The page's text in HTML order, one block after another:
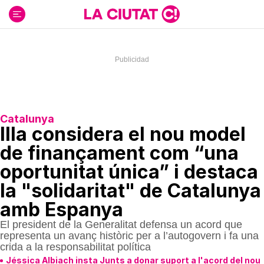
contenido
Catalunya
Illa considera el nou model
de finançament com “una
oportunitat única” i destaca
la "solidaritat" de Catalunya
amb Espanya
El president de la Generalitat defensa un acord que
representa un avanç històric per a l’autogovern i fa una
crida a la responsabilitat política
Jéssica Albiach insta Junts a donar suport a l'acord del nou